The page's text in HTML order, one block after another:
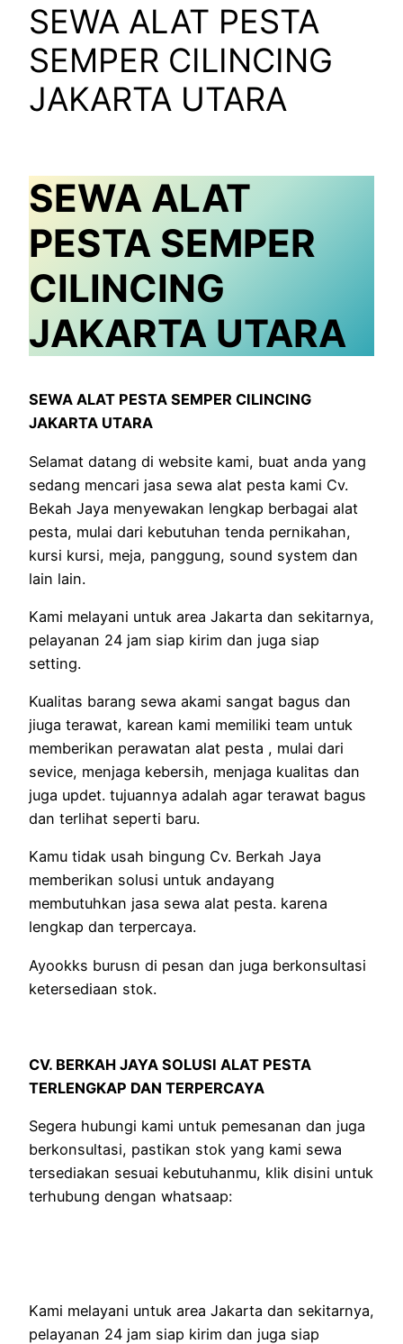
SEWA ALAT PESTA
SEMPER CILINCING
JAKARTA UTARA
SEWA ALAT
PESTA SEMPER
CILINCING
JAKARTA UTARA
SEWA ALAT PESTA SEMPER CILINCING
JAKARTA UTARA
Selamat datang di website kami, buat anda yang
sedang mencari jasa sewa alat pesta kami Cv.
Bekah Jaya menyewakan lengkap berbagai alat
pesta, mulai dari kebutuhan tenda pernikahan,
kursi kursi, meja, panggung, sound system dan
lain lain.
Kami melayani untuk area Jakarta dan sekitarnya,
pelayanan 24 jam siap kirim dan juga siap
setting.
Kualitas barang sewa akami sangat bagus dan
jiuga terawat, karean kami memiliki team untuk
memberikan perawatan alat pesta , mulai dari
sevice, menjaga kebersih, menjaga kualitas dan
juga updet. tujuannya adalah agar terawat bagus
dan terlihat seperti baru.
Kamu tidak usah bingung Cv. Berkah Jaya
memberikan solusi untuk andayang
membutuhkan jasa sewa alat pesta. karena
lengkap dan terpercaya.
Ayookks burusn di pesan dan juga berkonsultasi
ketersediaan stok.
CV. BERKAH JAYA SOLUSI ALAT PESTA
TERLENGKAP DAN TERPERCAYA
Segera hubungi kami untuk pemesanan dan juga
berkonsultasi, pastikan stok yang kami sewa
tersediakan sesuai kebutuhanmu, klik disini untuk
terhubung dengan whatsaap:
Kami melayani untuk area Jakarta dan sekitarnya,
pelayanan 24 jam siap kirim dan juga siap